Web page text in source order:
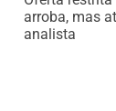
arroba, mas
analista